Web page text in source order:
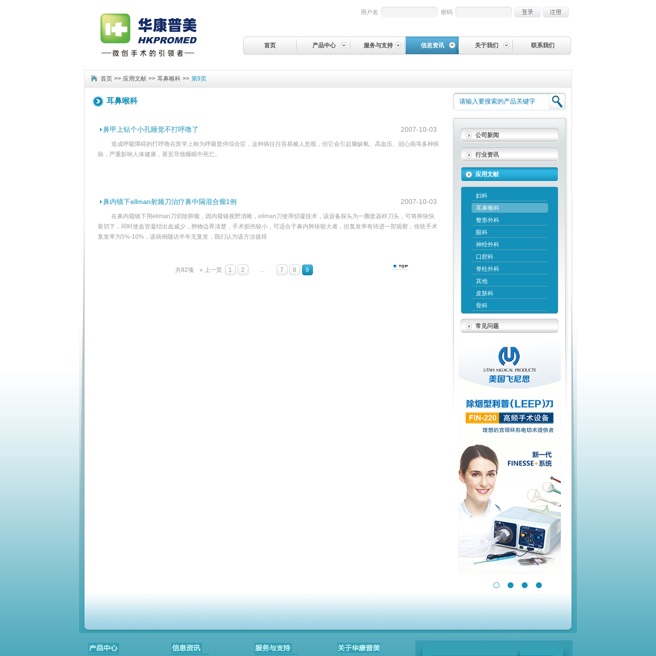
用户名 密码
首页 产品中心 服务与支持 信息资讯 关于我们 联系我们
首页 >> 应用文献 >> 耳鼻喉科 >> 第9页
耳鼻喉科
鼻甲上钻个小孔睡觉不打呼噜了 2007-10-03
造成呼吸障碍的打呼噜在医学上称为呼吸暂停综合症，这种病往往容易被人忽视，但它会引起脑缺氧、高血压、冠心病等多种疾
病，严重影响人体健康，甚至导致睡眠中死亡。
鼻内镜下ellman射频刀治疗鼻中隔混合瘤1例 2007-10-03
在鼻内窥镜下用ellman刀切除肿瘤，因内窥镜视野清晰，ellman刀使用切凝技术，该设备探头为一圈套器样刀头，可将肿块快
装切下，同时使血管凝结出血减少，肿物边界清楚，手术损伤较小，可适合于鼻内肿块较大者，但复发率有待进一部观察，传统手术
复发率为5%-10%，该病例随访半年无复发，我们认为该方法值得
共82项 « 上一页 1 2 ... 7 8 9
公司新闻
行业资讯
应用文献
妇科
耳鼻喉科
整形外科
眼科
神经外科
口腔科
脊柱外科
其他
皮肤科
骨科
常见问题